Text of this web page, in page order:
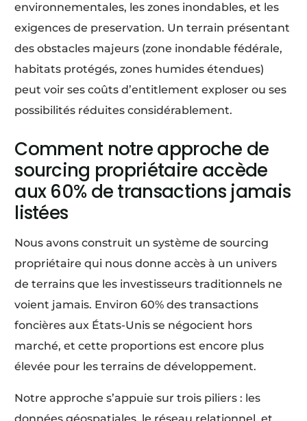
environnementales, les zones inondables, et les
exigences de preservation. Un terrain présentant
des obstacles majeurs (zone inondable fédérale,
habitats protégés, zones humides étendues)
peut voir ses coûts d’entitlement exploser ou ses
possibilités réduites considérablement.
Comment notre approche de
sourcing propriétaire accède
aux 60% de transactions jamais
listées
Nous avons construit un système de sourcing
propriétaire qui nous donne accès à un univers
de terrains que les investisseurs traditionnels ne
voient jamais. Environ 60% des transactions
foncières aux États-Unis se négocient hors
marché, et cette proportions est encore plus
élevée pour les terrains de développement.
Notre approche s’appuie sur trois piliers : les